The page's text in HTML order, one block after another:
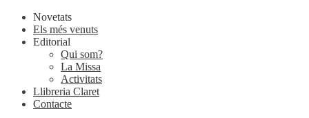
Novetats
Els més venuts
Editorial
Qui som?
La Missa
Activitats
Llibreria Claret
Contacte